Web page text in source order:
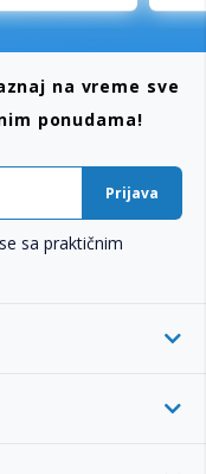
na vreme sve
ponudama!
Prijava
sa praktičnim